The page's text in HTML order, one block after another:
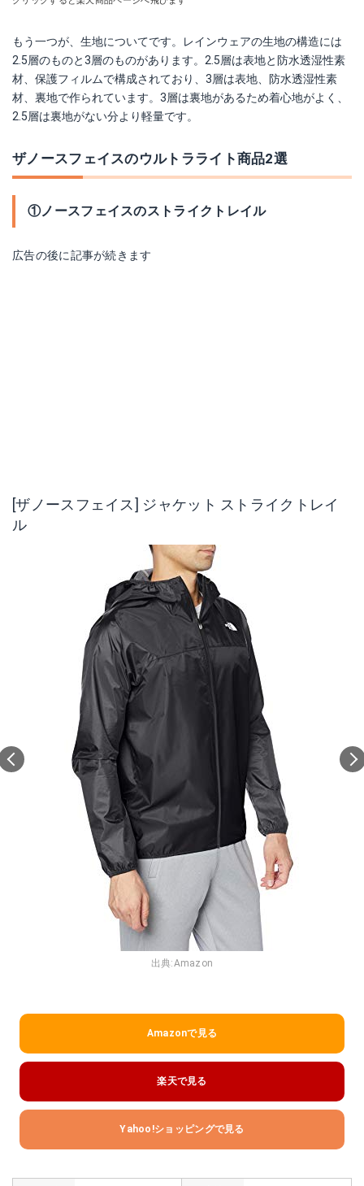
もう一つが、生地についてです。レインウェアの生地の構造には
2.5層のものと3層のものがあります。2.5層は表地と防水透湿性素
材、保護フィルムで構成されており、3層は表地、防水透湿性素
材、裏地で作られています。3層は裏地があるため着心地がよく、
2.5層は裏地がない分より軽量です。
ザノースフェイスのウルトラライト商品2選
①ノースフェイスのストライクトレイル
広告の後に記事が続きます
[ザノースフェイス] ジャケット ストライクトレイ
ル
出典:Amazon
Amazonで見る
楽天で見る
Yahoo!ショッピングで見る